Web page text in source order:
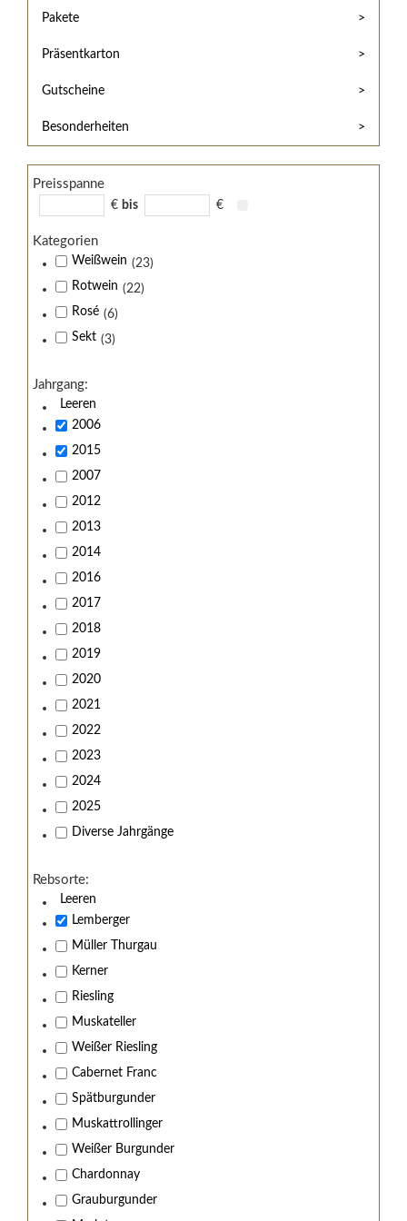
/
Widerrufsformular
AGB
und
Zahlungsbedingungen
Meine
Bestellung
Pakete
Präsentkarton
Gutscheine
Besonderheiten
Preisspanne
€ bis €
Kategorien
Weißwein (23)
Rotwein (22)
Rosé (6)
Sekt (3)
Jahrgang:
Leeren
2006
2015
2007
2012
2013
2014
2016
2017
2018
2019
2020
2021
2022
2023
2024
2025
Diverse Jahrgänge
Rebsorte:
Leeren
Lemberger
Müller Thurgau
Kerner
Riesling
Muskateller
Weißer Riesling
Cabernet Franc
Spätburgunder
Muskattrollinger
Weißer Burgunder
Chardonnay
Grauburgunder